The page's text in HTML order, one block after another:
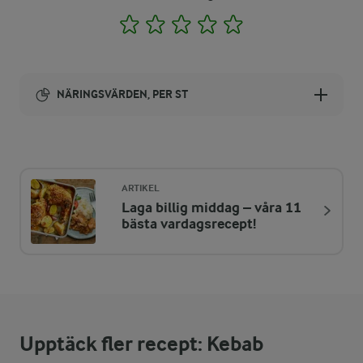
1 2 3 4
NÄRINGSVÄRDEN, PER ST
ENERGIDISTRIBUTION %
NÄRINGSVÄRDEN PER ST
Fett:
50,2 %
33,5 g
ARTIKEL
Laga billig middag – våra 11
bästa vardagsrecept!
Upptäck fler recept: Kebab